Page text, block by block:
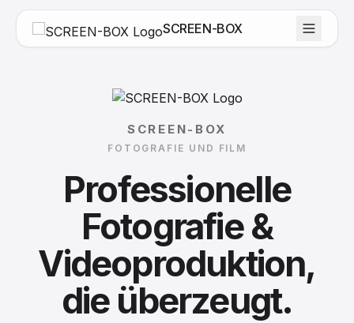
SCREEN-BOX
SCREEN-BOX
FOTOGRAFIE UND FILM
Professionelle
Fotografie &
Videoproduktion,
die überzeugt.